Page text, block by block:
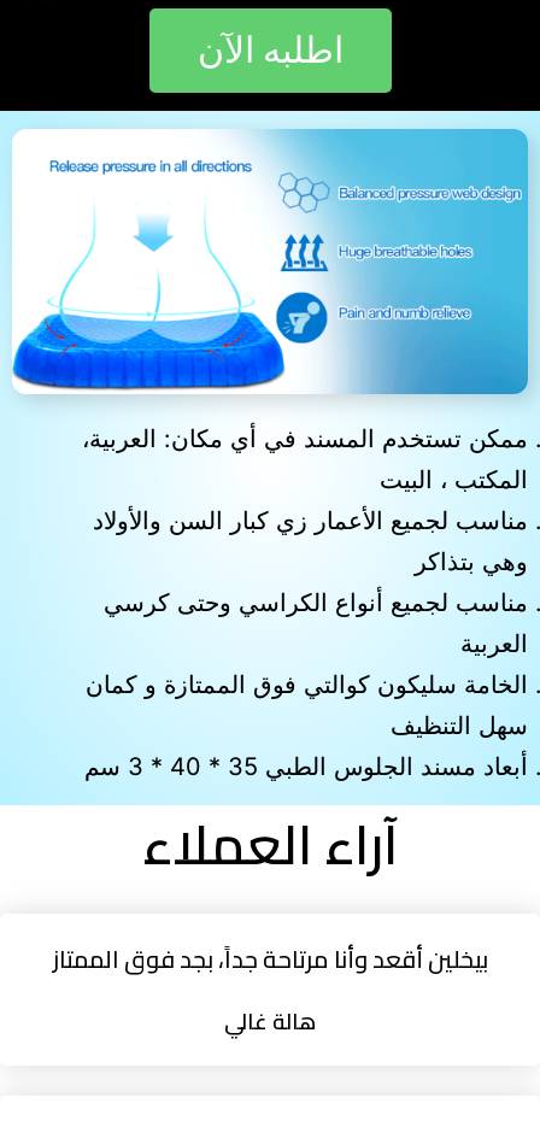
اطلبه الآن
ممكن تستخدم المسند في أي مكان: العربية،
المكتب ، البيت
مناسب لجميع الأعمار زي كبار السن والأولاد
وهي بتذاكر
مناسب لجميع أنواع الكراسي وحتى كرسي
العربية
الخامة سليكون كوالتي فوق الممتازة و كمان
سهل التنظيف
أبعاد مسند الجلوس الطبي 35 * 40 * 3 سم
آراء العملاء
بيخلين أقعد وأنا مرتاحة جداً، بجد فوق الممتاز
هالة غالي